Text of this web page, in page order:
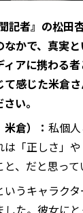
者』の松田
なかで、真実
ィアに携わる
感じた米倉
い。
倉）： 私個
「正しさ」
、だと思って
いうキャラク
た。彼女に